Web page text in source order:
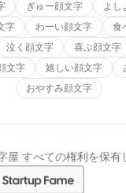
ぎゅー顔文字
よし
字
わーい顔文字
食
泣く顔文字 喜ぶ顔文字
文字 嬉しい顔文字
おやすみ顔文字
屋 すべての権利を保有